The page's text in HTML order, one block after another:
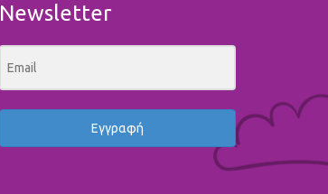
Newsletter
Εγγραφή